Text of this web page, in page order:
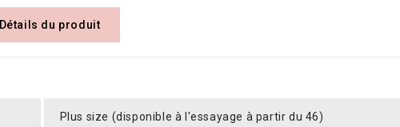
Détails du produit
Plus size (disponible à l'essayage à partir du 46)